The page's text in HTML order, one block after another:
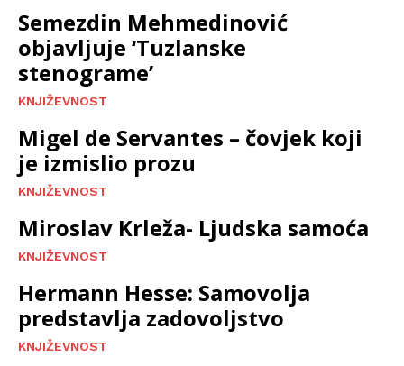
Semezdin Mehmedinović
objavljuje ‘Tuzlanske
stenograme’
KNJIŽEVNOST
Migel de Servantes – čovjek koji
je izmislio prozu
KNJIŽEVNOST
Miroslav Krleža- Ljudska samoća
KNJIŽEVNOST
Hermann Hesse: Samovolja
predstavlja zadovoljstvo
KNJIŽEVNOST